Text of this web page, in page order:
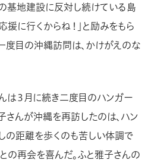
基地建設に反対し続けている島
援に行くからね！」と励みをもら
度目の沖縄訪問は、かけがえのな
は３月に続き二度目のハンガー
さんが沖縄を再訪したのは、ハン
の距離を歩くのも苦しい体調で
の再会を喜んだ。ふと雅子さんの